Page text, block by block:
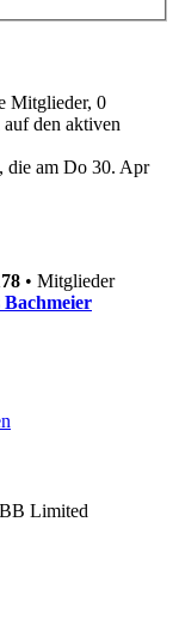
Mitglieder, 0
den aktiven
die am Do 30. Apr
• Mitglieder
Bachmeier
Limited